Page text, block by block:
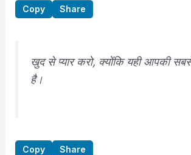
Copy Share
खुद से प्यार करो, क्योंकि यही आपकी
है।
Copy Share